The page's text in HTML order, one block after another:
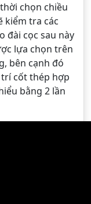
chọn chiều
kiểm tra các
đài cọc sau này
lựa chọn trên
bên cạnh đó
cốt thép hợp
bằng 2 lần